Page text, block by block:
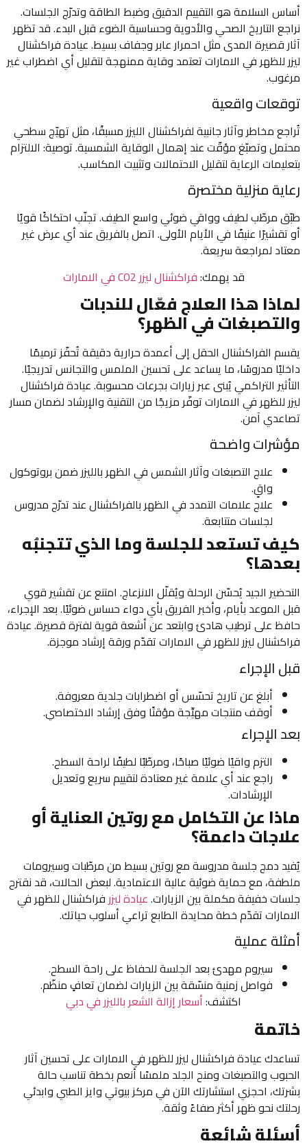
أساس السلامة هو التقييم الدقيق وضبط الطاقة وتدرّج الجلسات.
نراجع التاريخ الصحي والأدوية وحساسية الضوء قبل البدء. قد تظهر
آثار قصيرة المدى مثل احمرار عابر وجفاف بسيط. عيادة فراكشنال
ليزر للظهر في الامارات تعتمد وقاية ممنهجة لتقليل أي اضطراب غير
مرغوب.
توقعات واقعية
تُراجع مخاطر وآثار جانبية لفراكشنال الليزر مسبقًا، مثل تهيّج سطحي
محتمل وتصبّغ مؤقّت عند إهمال الوقاية الشمسية. توصية: الالتزام
بتعليمات الرعاية لتقليل الاحتمالات وتثبيت المكاسب.
رعاية منزلية مختصرة
طبّق مرطّب لطيف وواقي ضوئي واسع الطيف. تجنّب احتكاكًا قويًا
أو تقشيرًا عنيفًا في الأيام الأولى. اتصل بالفريق عند أي عرض غير
معتاد لمراجعة سريعة.
قد يهمك:فراكشنال ليزر CO2 في الامارات
لماذا هذا العلاج فعّال للندبات
والتصبغات في الظهر؟
يقسم الفراكشنال الحقل إلى أعمدة حرارية دقيقة تُحفّز ترميمًا
داخليًا مدروسًا، ما يساعد على تحسين الملمس والتجانس تدريجيًا.
التأثير التراكمي يُبنى عبر زيارات بجرعات محسوبة. عيادة فراكشنال
ليزر للظهر في الامارات توفّر مزيجًا من التقنية والإرشاد لضمان مسار
تصاعدي آمن.
مؤشرات واضحة
علاج التصبغات وآثار الشمس في الظهر بالليزر ضمن بروتوكول
واقٍ.
علاج علامات التمدد في الظهر بالفراكشنال عند تدرّج مدروس
لجلسات متتابعة.
كيف تستعد للجلسة وما الذي تتجنبُه
بعدها؟
التحضير الجيد يُحسّن الرحلة ويُقلّل الانزعاج. امتنع عن تقشير قوي
قبل الموعد بأيام، وأخبر الفريق بأي دواء حساس ضوئيًا. بعد الإجراء،
حافظ على ترطيب هادئ وابتعد عن أشعة قوية لفترة قصيرة. عيادة
فراكشنال ليزر للظهر في الامارات تقدّم ورقة إرشاد موجزة.
قبل الإجراء
أبلغ عن تاريخ تحسّس أو اضطرابات جلدية معروفة.
أوقف منتجات مهيِّجة مؤقتًا وفق إرشاد الاختصاصي.
بعد الإجراء
التزم واقيًا ضوئيًا صباحًا، ومرطّبًا لطيفًا لراحة السطح.
راجع عند أي علامة غير معتادة لتقييم سريع وتعديل
الإرشادات.
ماذا عن التكامل مع روتين العناية أو
علاجات داعمة؟
يُفيد دمج جلسة مدروسة مع روتين بسيط من مرطّبات وسيرومات
ملطفة، مع حماية ضوئية عالية الاعتمادية. لبعض الحالات، قد نقترح
جلسات خفيفة مكملة بين الزيارات.عيادة ليزر فراكشنال للظهر في
الامارات تقدّم خطة محايدة الطابع تراعي أسلوب حياتك.
أمثلة عملية
سيروم مهدئ بعد الجلسة للحفاظ على راحة السطح.
فواصل زمنية منسّقة بين الزيارات لضمان تعافٍ منظّم.
اكتشف:أسعار إزالة الشعر بالليزر في دبي
خاتمة
تساعدك عيادة فراكشنال ليزر للظهر في الامارات على تحسين آثار
الحبوب والتصبغات ومنح الجلد ملمسًا أنعم بخطة تناسب حالة
بشرتك، احجزي استشارتك الآن في مركز بيوتي وايز الطبي وابدئي
رحلتك نحو ظهر أكثر صفاءً وثقة.
أسئلة شائعة